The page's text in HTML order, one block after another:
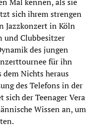
sich ihrem strengen
Jazzkonzert in Köln
und Clubbesitzer
des jungen
für ihn
Nichts heraus
des Telefons in der
der Teenager Vera
Wissen an, um